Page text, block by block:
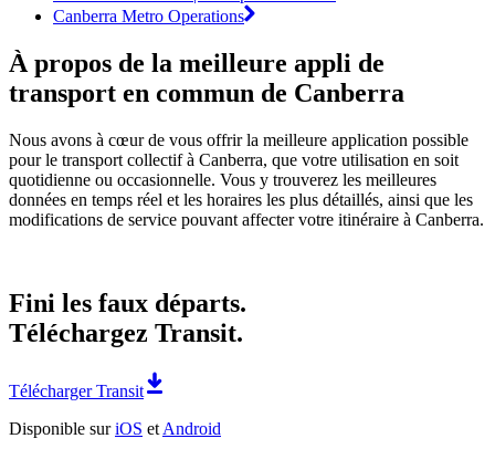
Canberra Metro Operations
À propos de la meilleure appli de
transport en commun de Canberra
Nous avons à cœur de vous offrir la meilleure application possible
pour le transport collectif à Canberra, que votre utilisation en soit
quotidienne ou occasionnelle. Vous y trouverez les meilleures
données en temps réel et les horaires les plus détaillés, ainsi que les
modifications de service pouvant affecter votre itinéraire à Canberra.
Fini les faux départs.
Téléchargez Transit.
Télécharger Transit
Disponible suriOS et Android